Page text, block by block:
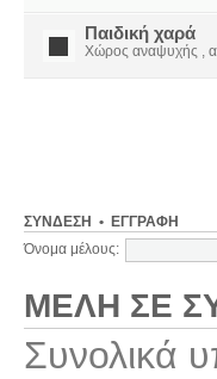
Παιδική χαρά
Χώρος αναψυχής ,
ΣΎΝΔΕΣΗ • ΕΓΓΡΑΦΉ
Όνομα μέλους:
ΜΈΛΗ ΣΕ
Συνολικά